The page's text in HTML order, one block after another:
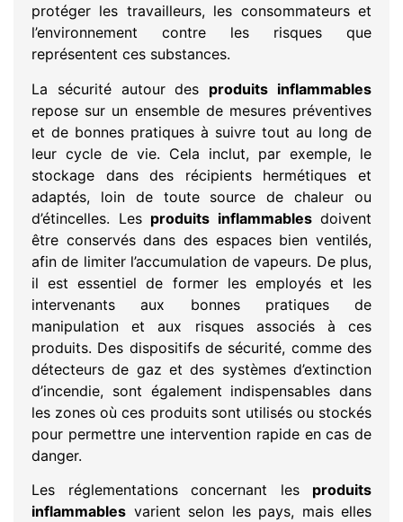
protéger les travailleurs, les consommateurs et
l’environnement contre les risques que
représentent ces substances.
La sécurité autour des produits inflammables
repose sur un ensemble de mesures préventives
et de bonnes pratiques à suivre tout au long de
leur cycle de vie. Cela inclut, par exemple, le
stockage dans des récipients hermétiques et
adaptés, loin de toute source de chaleur ou
d’étincelles. Les produits inflammablesdoivent
être conservés dans des espaces bien ventilés,
afin de limiter l’accumulation de vapeurs. De plus,
il est essentiel de former les employés et les
intervenants aux bonnes pratiques de
manipulation et aux risques associés à ces
produits. Des dispositifs de sécurité, comme des
détecteurs de gaz et des systèmes d’extinction
d’incendie, sont également indispensables dans
les zones où ces produits sont utilisés ou stockés
pour permettre une intervention rapide en cas de
danger.
Les réglementations concernant les produits
inflammables varient selon les pays, mais elles